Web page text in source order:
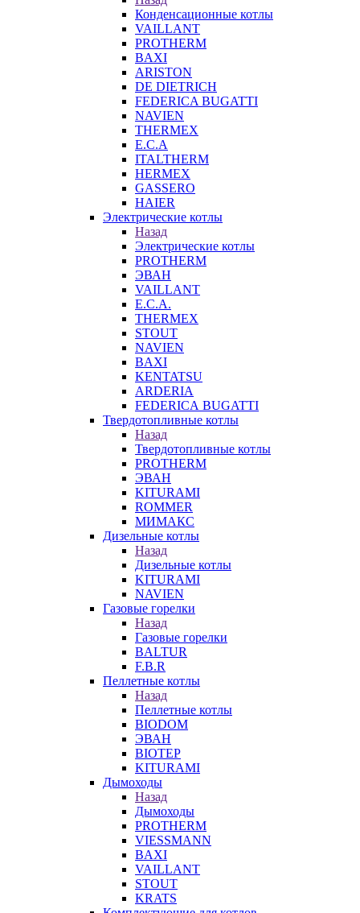
Конденсационные котлы
VAILLANT
PROTHERM
BAXI
ARISTON
DE DIETRICH
FEDERICA BUGATTI
NAVIEN
THERMEX
E.C.A
ITALTHERM
HERMEX
GASSERO
HAIER
Электрические котлы
Назад
Электрические котлы
PROTHERM
ЭВАН
VAILLANT
E.C.A.
THERMEX
STOUT
NAVIEN
BAXI
KENTATSU
ARDERIA
FEDERICА BUGATTI
Твердотопливные котлы
Назад
Твердотопливные котлы
PROTHERM
ЭВАН
KITURAMI
ROMMER
МИМАКС
Дизельные котлы
Назад
Дизельные котлы
KITURAMI
NAVIEN
Газовые горелки
Назад
Газовые горелки
BALTUR
F.B.R
Пеллетные котлы
Назад
Пеллетные котлы
BIODOM
ЭВАН
BIOTEP
KITURAMI
Дымоходы
Назад
Дымоходы
PROTHERM
VIESSMANN
BAXI
VAILLANT
STOUT
KRATS